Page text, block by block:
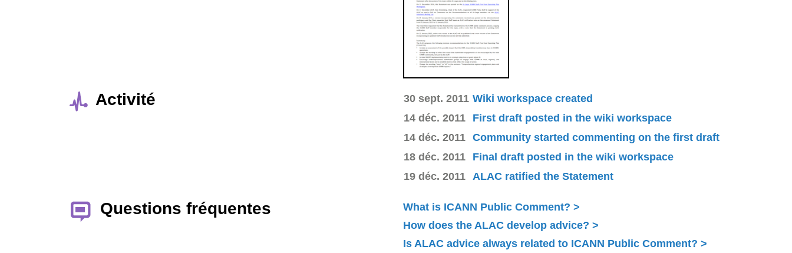
Activité 30 sept. 2011 Wiki workspace created
14 déc. 2011
First draft posted in the wiki workspace
14 déc. 2011 Community started commenting on the first draft
18 déc. 2011
Final draft posted in the wiki workspace
19 déc. 2011
ALAC ratified the Statement
Questions fréquentes
What is ICANN Public Comment?
How does the ALAC develop advice?
Is ALAC advice always related to ICANN Public Comment?